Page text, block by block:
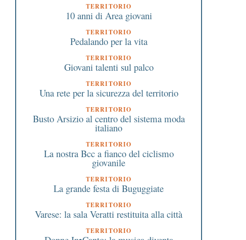
TERRITORIO
10 anni di Area giovani
TERRITORIO
Pedalando per la vita
TERRITORIO
Giovani talenti sul palco
TERRITORIO
Una rete per la sicurezza del territorio
TERRITORIO
Busto Arsizio al centro del sistema moda
italiano
TERRITORIO
La nostra Bcc a fianco del ciclismo
giovanile
TERRITORIO
La grande festa di Buguggiate
TERRITORIO
Varese: la sala Veratti restituita alla città
TERRITORIO